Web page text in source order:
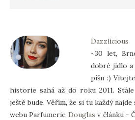
Dazzlicious
~30 let,
dobré jídlo a
píšu :)
historie sahá až do roku 2011.
ještě bude. Věřím, že si tu každý najde
webu Parfumerie Douglas v článku -